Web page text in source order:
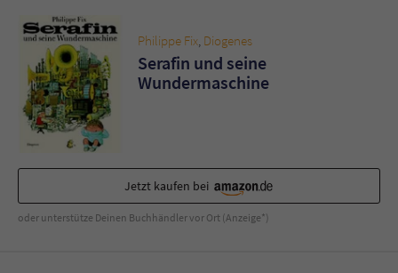
Philippe Fix, Diogenes
Serafin und seine
Wundermaschine
Jetzt kaufen bei
oder unterstütze Deinen Buchhändler vor Ort (Anzeige*)